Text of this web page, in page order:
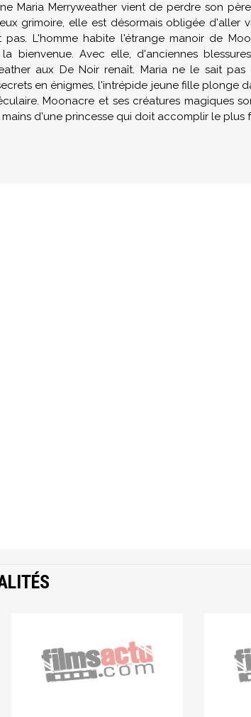
Maria Merryweather vient de perdre son
grimoire, elle est désormais obligée d'aller
L'homme habite l'étrange manoir de
bienvenue. Avec elle, d'anciennes
aux De Noir renaît. Maria ne le sait pas
en énigmes, l'intrépide jeune fille plonge
Moonacre et ses créatures magiques
d'une princesse qui doit accomplir le plus